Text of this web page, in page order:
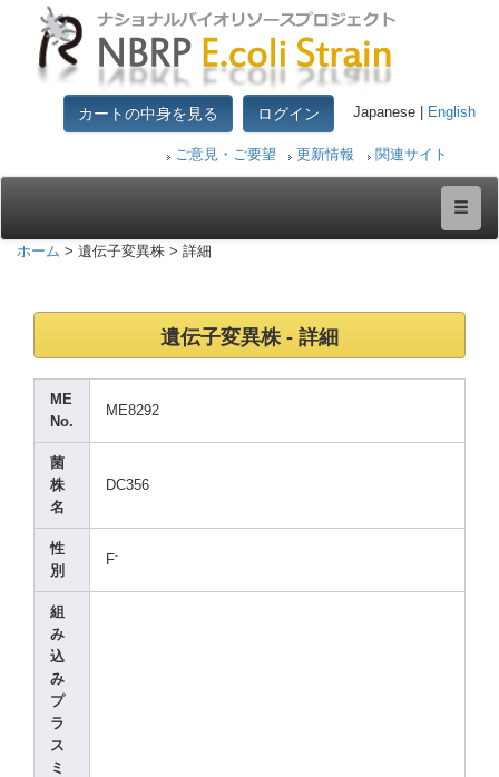
カートの中身を見る ログイン Japanese | English
ご意見・ご要望 更新情報 関連サイト
ホーム > 遺伝子変異株 > 詳細
遺伝子変異株 - 詳細
ME
No.
ME8292
菌
株
名
DC356
性
別
F-
組
み
込
み
プ
ラ
ス
ミ